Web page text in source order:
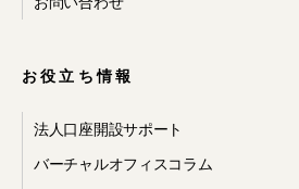
当社のサービスのご利用に
サービスの利用を希望し、
利用のために当社から提
お役立ち情報
法人口座開設サポート
バーチャルオフィスコラム